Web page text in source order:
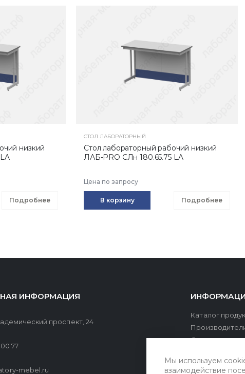
низкий
Подробнее
СТОЛ ЛАБОРАТОРНЫЙ
Стол лабораторный рабочий низкий
ЛАБ-PRO CЛн 180.65.75 LA
Цена по запросу
В корзину Подробнее
ИНФОРМАЦИЯ
проспект, 24
00 77
mebel.ru
Каталог
О компании
Сервис и
Мы используем
взаимодействие